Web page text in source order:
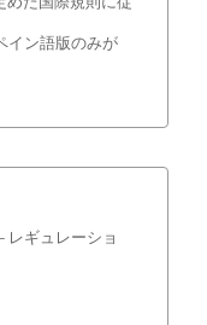
イン語版のみが
ギュレーショ